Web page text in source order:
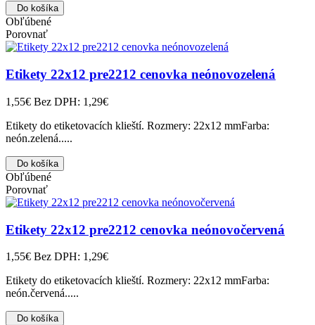
Do košíka
Obľúbené
Porovnať
Etikety 22x12 pre2212 cenovka neónovozelená
1,55€ Bez DPH: 1,29€
Etikety do etiketovacích klieští. Rozmery: 22x12 mmFarba:
neón.zelená.....
Do košíka
Obľúbené
Porovnať
Etikety 22x12 pre2212 cenovka neónovočervená
1,55€ Bez DPH: 1,29€
Etikety do etiketovacích klieští. Rozmery: 22x12 mmFarba:
neón.červená.....
Do košíka